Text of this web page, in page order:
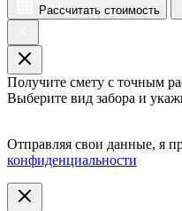
Рассчитать стоимость
Получите смету с точным
Выберите вид забора и
Отправляя свои данные, я
конфиденциальности